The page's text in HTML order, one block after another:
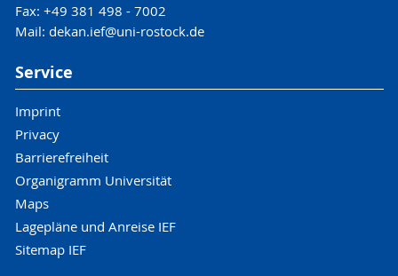
Fax: +49 381 498 - 7002
Mail: dekan.ief@uni-rostock.de
Service
Imprint
Privacy
Barrierefreiheit
Organigramm Universität
Maps
Lagepläne und Anreise IEF
Sitemap IEF